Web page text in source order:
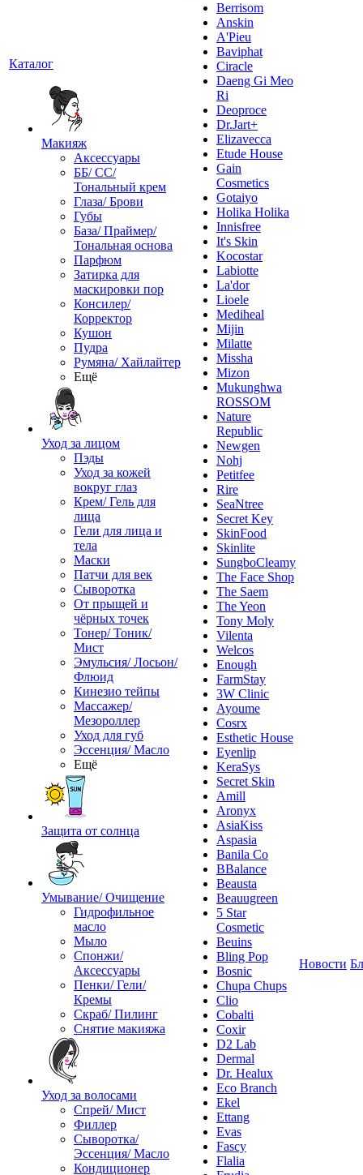
Каталог
Макияж
Аксессуары
ББ/ СС/
Тональный крем
Глаза/ Брови
Губы
База/ Праймер/
Тональная основа
Парфюм
Затирка для
маскировки пор
Консилер/
Корректор
Кушон
Пудра
Румяна/ Хайлайтер
Ещё
Уход за лицом
Пэды
Уход за кожей
вокруг глаз
Крем/ Гель для
лица
Гели для лица и
тела
Маски
Патчи для век
Сыворотка
От прыщей и
чёрных точек
Тонер/ Тоник/
Мист
Эмульсия/ Лосьон/
Флюид
Кинезио тейпы
Массажер/
Мезороллер
Уход для губ
Эссенция/ Масло
Ещё
Защита от солнца
Умывание/ Очищение
Гидрофильное
масло
Мыло
Спонжи/
Аксессуары
Пенки/ Гели/
Кремы
Скраб/ Пилинг
Снятие макияжа
Уход за волосами
Спрей/ Мист
Филлер
Сыворотка/
Эссенция/ Масло
Кондиционер
Berrisom
Anskin
A'Pieu
Baviphat
Ciracle
Daeng Gi Meo
Ri
Deoproce
Dr.Jart+
Elizavecca
Etude House
Gain
Cosmetics
Gotaiyo
Holika Holika
Innisfree
It's Skin
Kocostar
Labiotte
La'dor
Lioele
Mediheal
Mijin
Milatte
Missha
Mizon
Mukunghwa
ROSSOM
Nature
Republic
Newgen
Nohj
Petitfee
Rire
SeaNtree
Secret Key
SkinFood
Skinlite
SungboCleamy
The Face Shop
The Saem
The Yeon
Tony Moly
Vilenta
Welcos
Enough
FarmStay
3W Clinic
Ayoume
Cosrx
Esthetic House
Eyenlip
KeraSys
Secret Skin
Amill
Aronyx
AsiaKiss
Aspasia
Banila Co
BBalance
Beausta
Beauugreen
5 Star
Cosmetic
Beuins
Bling Pop
Bosnic
Chupa Chups
Clio
Cobalti
Coxir
D2 Lab
Dermal
Dr. Healux
Eco Branch
Ekel
Ettang
Evas
Fascy
Flalia
Новости